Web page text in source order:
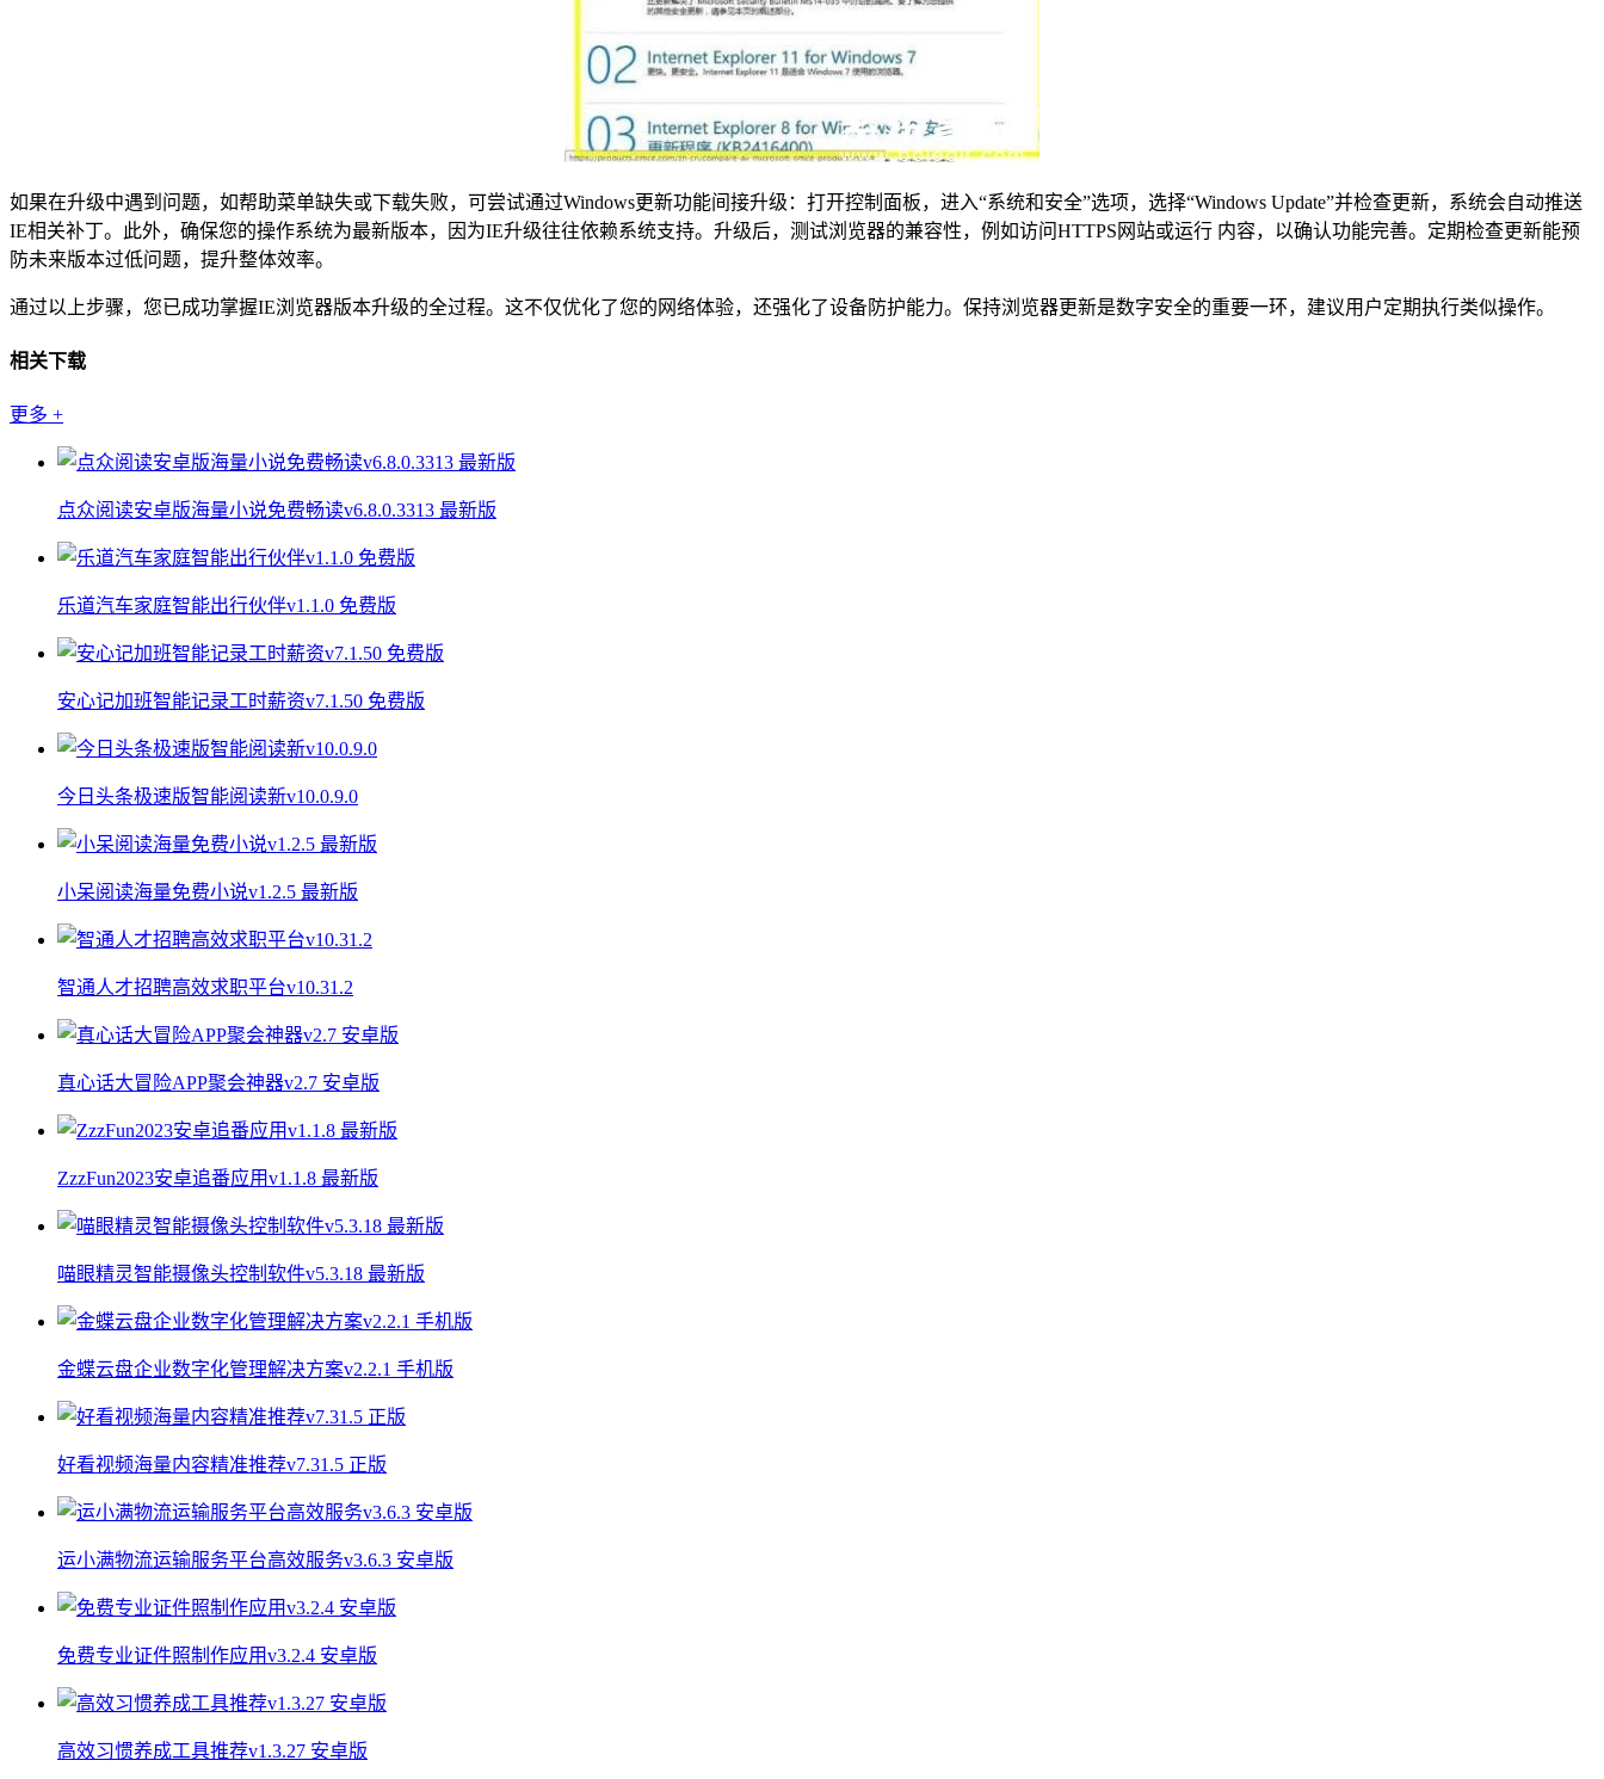
如果在升级中遇到问题，如帮助菜单缺失或下载失败，可尝试通过Windows更新功能间接升级：打开控制面板，进入“系统和安全”选项，选择“Windows Update”并检查更新，系统会自动推送
IE相关补丁。此外，确保您的操作系统为最新版本，因为IE升级往往依赖系统支持。升级后，测试浏览器的兼容性，例如访问HTTPS网站或运行 内容，以确认功能完善。定期检查更新能预
防未来版本过低问题，提升整体效率。
通过以上步骤，您已成功掌握IE浏览器版本升级的全过程。这不仅优化了您的网络体验，还强化了设备防护能力。保持浏览器更新是数字安全的重要一环，建议用户定期执行类似操作。
相关下载
更多 +
点众阅读安卓版海量小说免费畅读v6.8.0.3313 最新版
乐道汽车家庭智能出行伙伴v1.1.0 免费版
安心记加班智能记录工时薪资v7.1.50 免费版
今日头条极速版智能阅读新v10.0.9.0
小呆阅读海量免费小说v1.2.5 最新版
智通人才招聘高效求职平台v10.31.2
真心话大冒险APP聚会神器v2.7 安卓版
ZzzFun2023安卓追番应用v1.1.8 最新版
喵眼精灵智能摄像头控制软件v5.3.18 最新版
金蝶云盘企业数字化管理解决方案v2.2.1 手机版
好看视频海量内容精准推荐v7.31.5 正版
运小满物流运输服务平台高效服务v3.6.3 安卓版
免费专业证件照制作应用v3.2.4 安卓版
高效习惯养成工具推荐v1.3.27 安卓版